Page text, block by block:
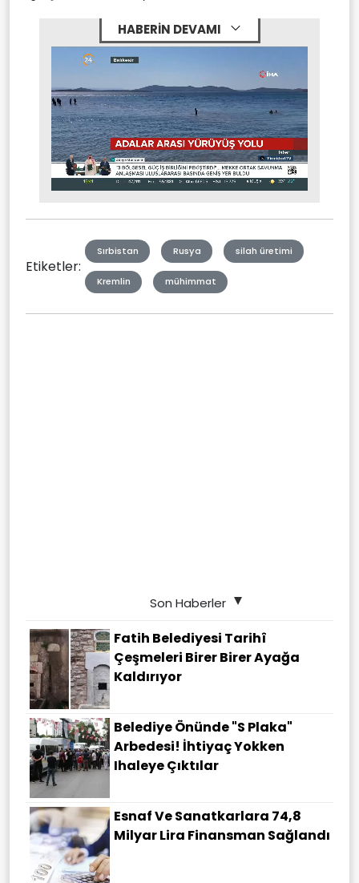
HABERİN DEVAMI
Mute Stream
Etiketler:
Sırbistan Rusya silah üretimi
Kremlin mühimmat
Son Haberler
Fatih Belediyesi Tarihî
Çeşmeleri Birer Birer Ayağa
Kaldırıyor
Belediye Önünde "S Plaka"
Arbedesi! İhtiyaç Yokken
Ihaleye Çıktılar
Esnaf Ve Sanatkarlara 74,8
Milyar Lira Finansman Sağlandı